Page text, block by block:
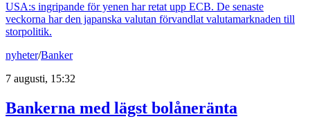
USA:s ingripande för yenen har retat upp ECB. De senaste
veckorna har den japanska valutan förvandlat valutamarknaden till
storpolitik.
nyheter/Banker
7 augusti, 15:32
Bankerna med lägst bolåneränta